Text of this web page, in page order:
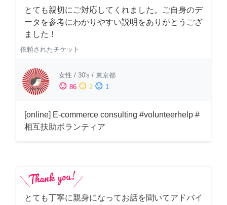
とても親切にご対応してくれました。ご自身のデ
ータを参考にわかりやすい説明をありがとうござ
ました！
依頼されたチケット
女性 / 30's / 東京都
sentiment_satisfied 86 sentiment_neutral 2 sentiment_dissatisfied 1
[online] E-commerce consulting #volunteerhelp #
相互扶助ボランティア
とても丁寧に親身になってお話を聞いてアドバイ